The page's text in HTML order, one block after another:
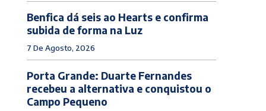
Benfica dá seis ao Hearts e confirma
subida de forma na Luz
7 De Agosto, 2026
Porta Grande: Duarte Fernandes
recebeu a alternativa e conquistou o
Campo Pequeno